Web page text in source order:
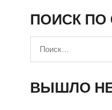
ПОИСК ПО
ВЫШЛО